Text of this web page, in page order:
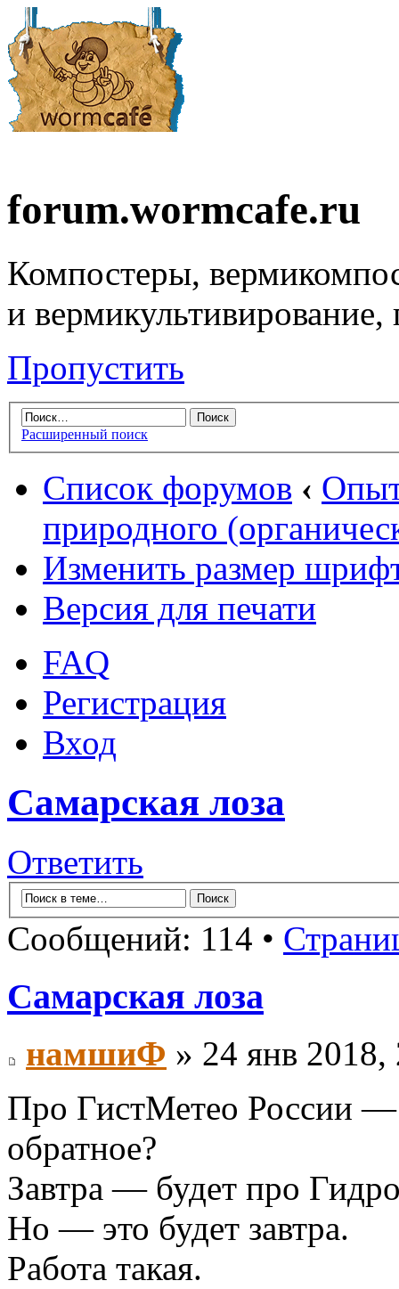
forum.wormcafe.ru
Компостеры,
и
Пропустить
Расширенный поиск
Список форумов ‹
природного
Изменить размер
Версия для печати
FAQ
Регистрация
Вход
Самарская лоза
Ответить
Сообщений: 114 •
Самарская лоза
намшиФ » 24 янв 2018,
Про ГистМетео России —
обратное?
Завтра — будет про
Но — это будет завтра.
Работа такая.